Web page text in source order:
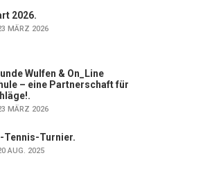
2026.
MÄRZ 2026
Wulfen & On_Line
– eine Partnerschaft für
MÄRZ 2026
Tennis-Turnier.
AUG. 2025